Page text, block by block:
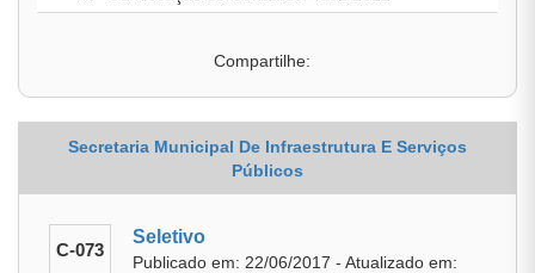
Compartilhe:
Secretaria Municipal De Infraestrutura E Serviços
Públicos
C-073
Seletivo
Publicado em: 22/06/2017 - Atualizado em: